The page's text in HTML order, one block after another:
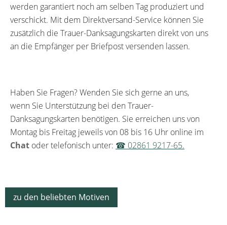
werden garantiert noch am selben Tag produziert und
verschickt. Mit dem Direktversand-Service können Sie
zusätzlich die Trauer-Danksagungskarten direkt von uns
an die Empfänger per Briefpost versenden lassen.
Haben Sie Fragen? Wenden Sie sich gerne an uns,
wenn Sie Unterstützung bei den Trauer-
Danksagungskarten benötigen. Sie erreichen uns von
Montag bis Freitag jeweils von 08 bis 16 Uhr online im
Chat oder telefonisch unter: ☎ 02861 9217-65.
zu den beliebten Motiven